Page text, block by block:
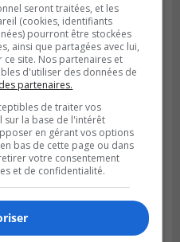
pour moderniser
seront traitées, et les
(cookies, identifiants
pourront être stockées
ainsi que partagées avec lui,
site. Nos partenaires et
d'utiliser des données de
partenaires.
de traiter vos
sur la base de l'intérêt
en gérant vos options
bas de cette page ou dans
votre consentement
et de confidentialité.